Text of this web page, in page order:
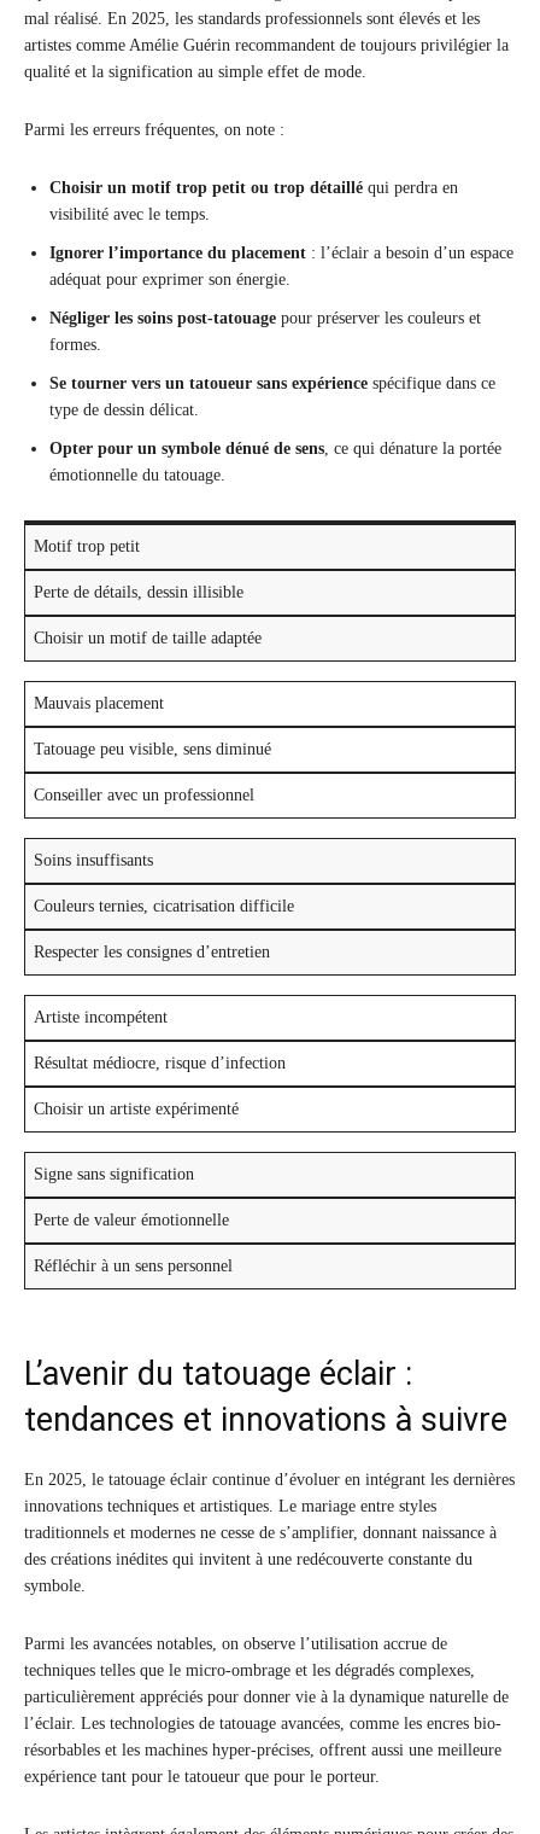
mal réalisé. En 2025, les standards professionnels sont élevés et les
artistes comme Amélie Guérin recommandent de toujours privilégier la
qualité et la signification au simple effet de mode.
Parmi les erreurs fréquentes, on note :
Choisir un motif trop petit ou trop détaillé qui perdra en
visibilité avec le temps.
Ignorer l’importance du placement : l’éclair a besoin d’un espace
adéquat pour exprimer son énergie.
Négliger les soins post-tatouage pour préserver les couleurs et
formes.
Se tourner vers un tatoueur sans expérience spécifique dans ce
type de dessin délicat.
Opter pour un symbole dénué de sens, ce qui dénature la portée
émotionnelle du tatouage.
Motif trop petit
Perte de détails, dessin illisible
Choisir un motif de taille adaptée
Mauvais placement
Tatouage peu visible, sens diminué
Conseiller avec un professionnel
Soins insuffisants
Couleurs ternies, cicatrisation difficile
Respecter les consignes d’entretien
Artiste incompétent
Résultat médiocre, risque d’infection
Choisir un artiste expérimenté
Signe sans signification
Perte de valeur émotionnelle
Réfléchir à un sens personnel
L’avenir du tatouage éclair :
tendances et innovations à suivre
En 2025, le tatouage éclair continue d’évoluer en intégrant les dernières
innovations techniques et artistiques. Le mariage entre styles
traditionnels et modernes ne cesse de s’amplifier, donnant naissance à
des créations inédites qui invitent à une redécouverte constante du
symbole.
Parmi les avancées notables, on observe l’utilisation accrue de
techniques telles que le micro-ombrage et les dégradés complexes,
particulièrement appréciés pour donner vie à la dynamique naturelle de
l’éclair. Les technologies de tatouage avancées, comme les encres bio-
résorbables et les machines hyper-précises, offrent aussi une meilleure
expérience tant pour le tatoueur que pour le porteur.